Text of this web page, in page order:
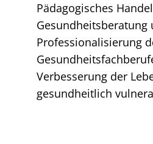
Pädagogisches
Gesundheitsberatung
Professionalisierung
Verbesserung der
gesundheitlich